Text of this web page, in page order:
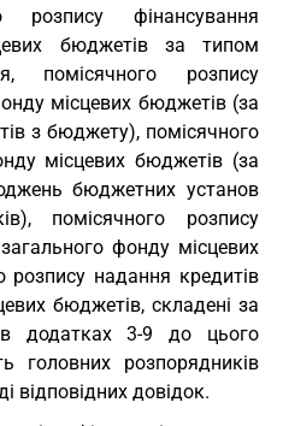
розпису фінансування
бюджетів за типом
помісячного розпису
місцевих бюджетів (за
з бюджету), помісячного
місцевих бюджетів (за
бюджетних установ
помісячного розпису
фонду місцевих
розпису надання кредитів
бюджетів, складені за
додатках 3-9 до цього
головних розпорядників
відповідних довідок.